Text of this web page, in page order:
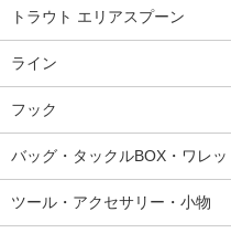
トラウト エリアスプーン
ライン
フック
バッグ・タックルBOX・ワレッ
ツール・アクセサリー・小物